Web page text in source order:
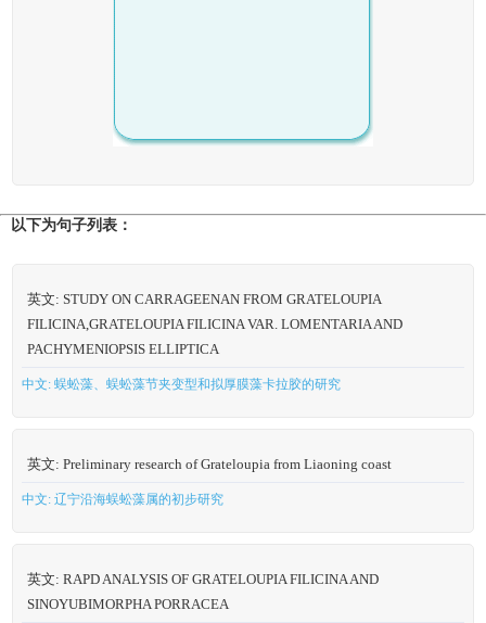
以下为句子列表：
英文: STUDY ON CARRAGEENAN FROM GRATELOUPIA
FILICINA,GRATELOUPIA FILICINA VAR. LOMENTARIA AND
PACHYMENIOPSIS ELLIPTICA
中文: 蜈蚣藻、蜈蚣藻节夹变型和拟厚膜藻卡拉胶的研究
英文: Preliminary research of Grateloupia from Liaoning coast
中文: 辽宁沿海蜈蚣藻属的初步研究
英文: RAPD ANALYSIS OF GRATELOUPIA FILICINA AND
SINOYUBIMORPHA PORRACEA